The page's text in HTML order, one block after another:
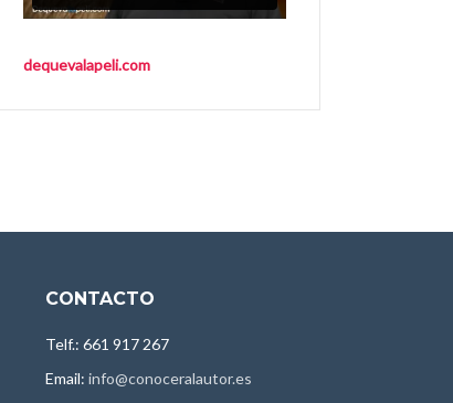
dequevalapeli.com
CONTACTO
Telf.: 661 917 267
Email: info@conoceralautor.es